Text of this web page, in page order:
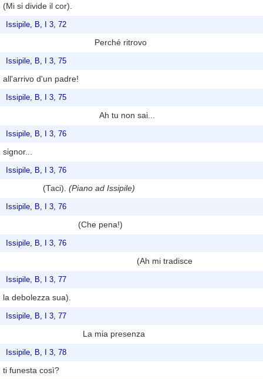
(Mi si divide il cor).
Issipile, B, I 3, 72
Perché ritrovo
Issipile, B, I 3, 75
all'arrivo d'un padre!
Issipile, B, I 3, 75
Ah tu non sai...
Issipile, B, I 3, 76
signor...
Issipile, B, I 3, 76
(Taci). (Piano ad Issipile)
Issipile, B, I 3, 76
(Che pena!)
Issipile, B, I 3, 76
(Ah mi tradisce
Issipile, B, I 3, 77
la debolezza sua).
Issipile, B, I 3, 77
La mia presenza
Issipile, B, I 3, 78
ti funesta così?